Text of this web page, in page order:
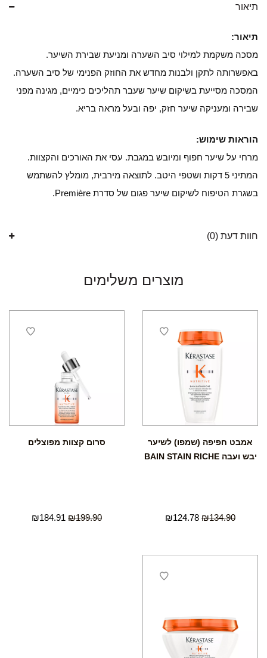
תיאור
תיאור:
מסכה משקמת למילוי סיב השערה ומניעת שבירת השיער.
באפשרותה לתקן ולבנות מחדש את החוזק הפנימי של סיב השערה.
המסכה מסייעת בשיקום שיער שעבר תהליכים כימיים, מגינה מפני
שבירה ומעניקה שיער חזק, יפה ובעל מראה בריא.
הוראות שימוש:
מרחי על שיער חפוף ומיובש במגבת. עסי את האורכים והקצוות.
המתיני 5 דקות ושטפי היטב. לתוצאה מירבית, מומלץ להשתמש
בשגרת הטיפוח לשיקום שיער פגום של סדרת Première.
חוות דעת (0)
מוצרים משלימים
אמבט חפיפה (שמפו) לשיער
יבש ועבה BAIN STAIN RICHE
₪134.90
₪124.78
סרום קצוות מפוצלים
₪199.90
₪184.91